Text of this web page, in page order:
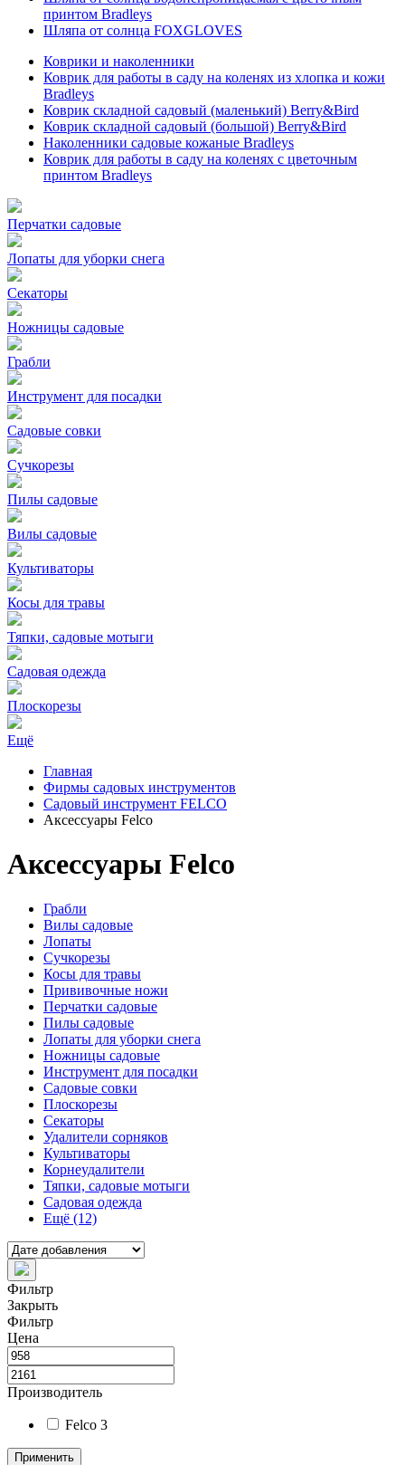
принтом Bradleys
Шляпа от солнца FOXGLOVES
Коврики и наколенники
Коврик для работы в саду на коленях из хлопка и кожи
Bradleys
Коврик складной садовый (маленький) Berry&Bird
Коврик складной садовый (большой) Berry&Bird
Наколенники садовые кожаные Bradleys
Коврик для работы в саду на коленях с цветочным
принтом Bradleys
Перчатки садовые
Лопаты для уборки снега
Секаторы
Ножницы садовые
Грабли
Инструмент для посадки
Садовые совки
Сучкорезы
Пилы садовые
Вилы садовые
Культиваторы
Косы для травы
Тяпки, садовые мотыги
Садовая одежда
Плоскорезы
Ещё
Главная
Фирмы садовых инструментов
Садовый инструмент FELCO
Аксессуары Felco
Аксессуары Felco
Грабли
Вилы садовые
Лопаты
Сучкорезы
Косы для травы
Прививочные ножи
Перчатки садовые
Пилы садовые
Лопаты для уборки снега
Ножницы садовые
Инструмент для посадки
Садовые совки
Плоскорезы
Секаторы
Удалители сорняков
Культиваторы
Корнеудалители
Тяпки, садовые мотыги
Садовая одежда
Ещё (12)
Фильтр
Закрыть
Фильтр
Цена
Производитель
Felco 3
Применить